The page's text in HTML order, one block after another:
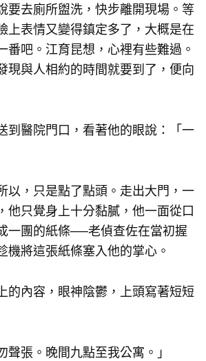
要去廁所盥洗，快步離開現場。等
上表情又變得鎮定多了，大概是在
番吧。江育昆想，心裡有些難過。
現與人相約的時間就要到了，便向
醫院門口，看著他的眼說：「一
，只是點了點頭。走出大門，一
他只覺身上十分黏膩，他一面從口
一團的紙條──老偵查佐在當初握
機將這張紙條塞入他的掌心。
內容，眼神陰鬱，上頭寫著短短
張。晚間九點至我公寓。」